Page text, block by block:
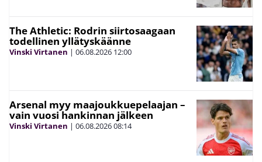
The Athletic: Rodrin siirtosaagaan
todellinen yllätyskäänne
Vinski Virtanen | 06.08.2026 12:00
Arsenal myy maajoukkuepelaajan –
vain vuosi hankinnan jälkeen
Vinski Virtanen | 06.08.202608:14